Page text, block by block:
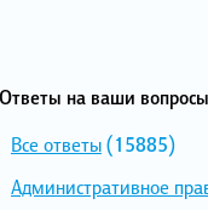
Ответы на ваши
Все ответы(15885)
Административное